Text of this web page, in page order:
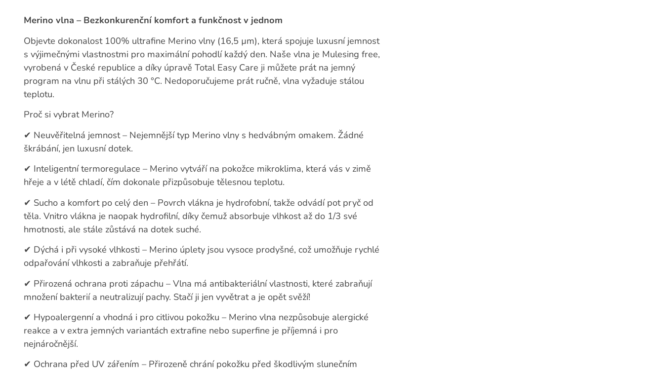
Merino vlna – Bezkonkurenční komfort a funkčnost v jednom
Objevte dokonalost 100% ultrafine Merino vlny (16,5 µm), která spojuje luxusní jemnost
s výjimečnými vlastnostmi pro maximální pohodlí každý den. Naše vlna je Mulesing free,
vyrobená v České republice a díky úpravě Total Easy Care ji můžete prát na jemný
program na vlnu při stálých 30 °C. Nedoporučujeme prát ručně, vlna vyžaduje stálou
teplotu.
Proč si vybrat Merino?
✔ Neuvěřitelná jemnost – Nejemnější typ Merino vlny s hedvábným omakem. Žádné
škrábání, jen luxusní dotek.
✔ Inteligentní termoregulace – Merino vytváří na pokožce mikroklima, která vás v zimě
hřeje a v létě chladí, čím dokonale přizpůsobuje tělesnou teplotu.
✔ Sucho a komfort po celý den – Povrch vlákna je hydrofobní, takže odvádí pot pryč od
těla. Vnitro vlákna je naopak hydrofilní, díky čemuž absorbuje vlhkost až do 1/3 své
hmotnosti, ale stále zůstává na dotek suché.
✔ Dýchá i při vysoké vlhkosti – Merino úplety jsou vysoce prodyšné, což umožňuje rychlé
odpařování vlhkosti a zabraňuje přehřátí.
✔ Přirozená ochrana proti zápachu – Vlna má antibakteriální vlastnosti, které zabraňují
množení bakterií a neutralizují pachy. Stačí ji jen vyvětrat a je opět svěží!
✔ Hypoalergenní a vhodná i pro citlivou pokožku – Merino vlna nezpůsobuje alergické
reakce a v extra jemných variantách extrafine nebo superfine je příjemná i pro
nejnáročnější.
✔ Ochrana před UV zářením – Přirozeně chrání pokožku před škodlivým slunečním